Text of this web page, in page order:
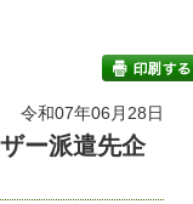
令和07年06月28日
ー派遣先企